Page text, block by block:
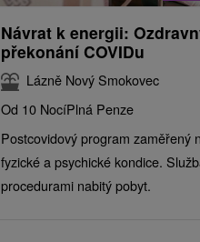
Návrat k energii:
překonání COVIDu
Lázně Nový Smokovec
Od 10 NocíPlná Penze
Postcovidový program zaměřený
fyzické a psychické kondice.
procedurami nabitý pobyt.